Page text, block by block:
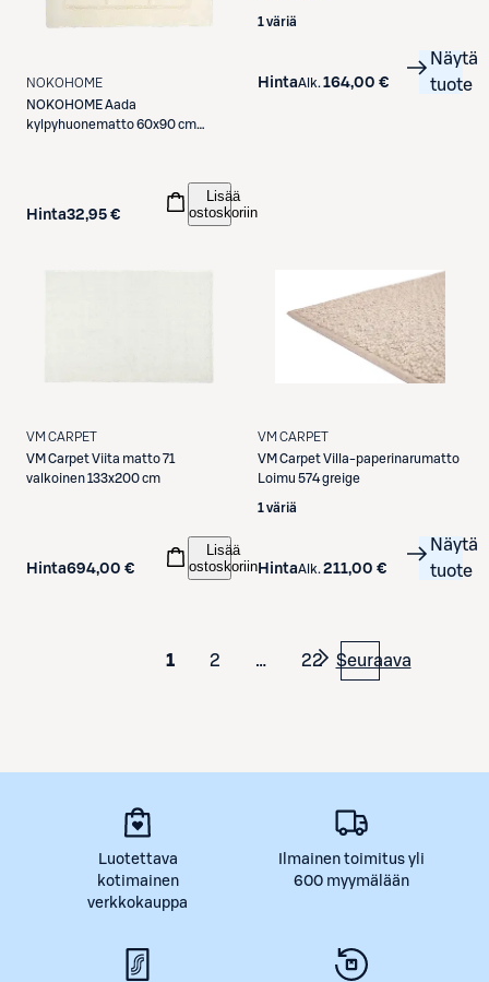
NOKOHOME
NOKOHOMEAada
kylpyhuonematto 60x90 cm
Hinta32,95 €
Lisää
ostoskoriin
1 väriä
HintaAlk. 164,00 €
Näytä
tuote
VM CARPET
VM CarpetViita matto 71
valkoinen 133x200 cm
Hinta694,00 €
Lisää
ostoskoriin
VM CARPET
VM CarpetVilla-paperinarumatto
Loimu 574 greige
1 väriä
HintaAlk. 211,00 €
Näytä
tuote
1 2 … 22 Seuraava
Luotettava
kotimainen
verkkokauppa
Ilmainen toimitus yli
600 myymälään